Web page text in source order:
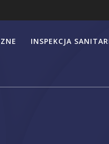
INSPEKCJA